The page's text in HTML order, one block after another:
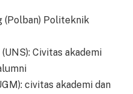
(Polban) Politeknik
Civitas akademi
civitas akademi dan